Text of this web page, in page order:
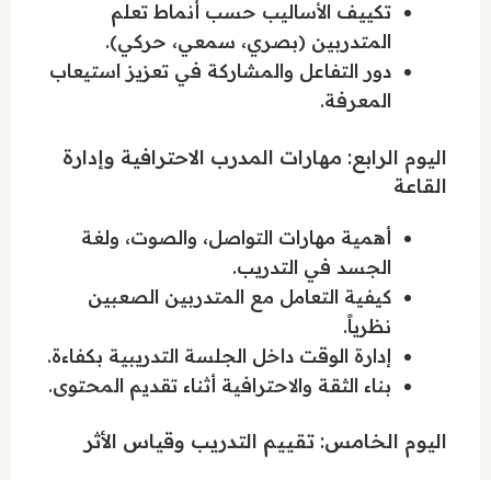
تكييف الأساليب حسب أنماط تعلم
المتدربين (بصري، سمعي، حركي).
دور التفاعل والمشاركة في تعزيز استيعاب
المعرفة.
اليوم الرابع: مهارات المدرب الاحترافية وإدارة
القاعة
أهمية مهارات التواصل، والصوت، ولغة
الجسد في التدريب.
كيفية التعامل مع المتدربين الصعبين
نظرياً.
إدارة الوقت داخل الجلسة التدريبية بكفاءة.
بناء الثقة والاحترافية أثناء تقديم المحتوى.
اليوم الخامس: تقييم التدريب وقياس الأثر